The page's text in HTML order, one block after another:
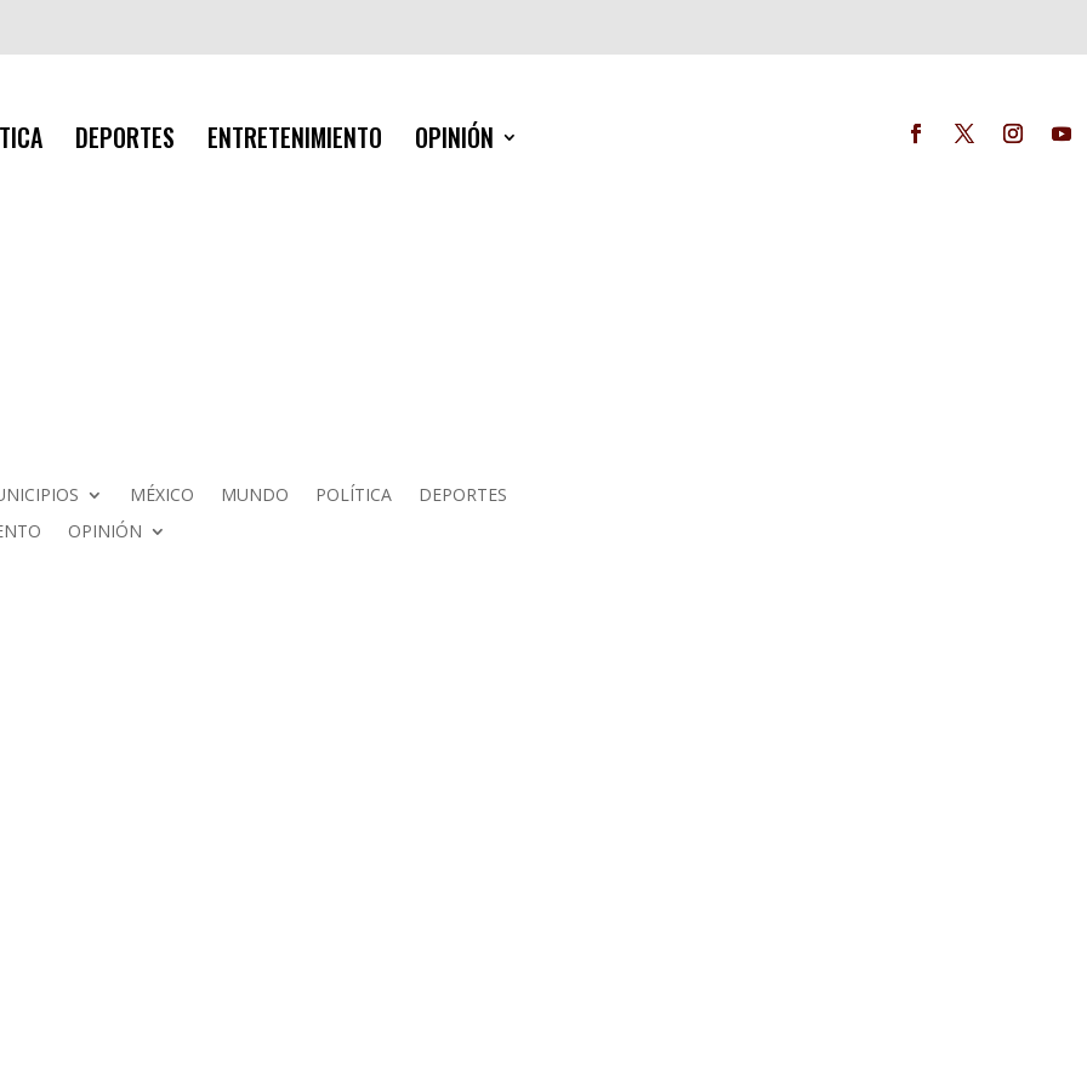
DEPORTES ENTRETENIMIENTO OPINIÓN
MÉXICO MUNDO POLÍTICA
DEPORTES
OPINIÓN